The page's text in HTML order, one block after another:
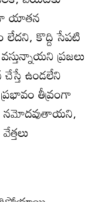
యాతన
లేదని, కొద్ది సేపటి
ప్రజలు
ఉండలేని
తీవ్రంగా
నమోదవుతాయని,